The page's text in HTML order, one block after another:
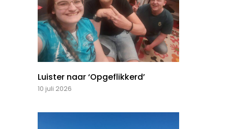
Luister naar ‘Opgeflikkerd’
10 juli 2026